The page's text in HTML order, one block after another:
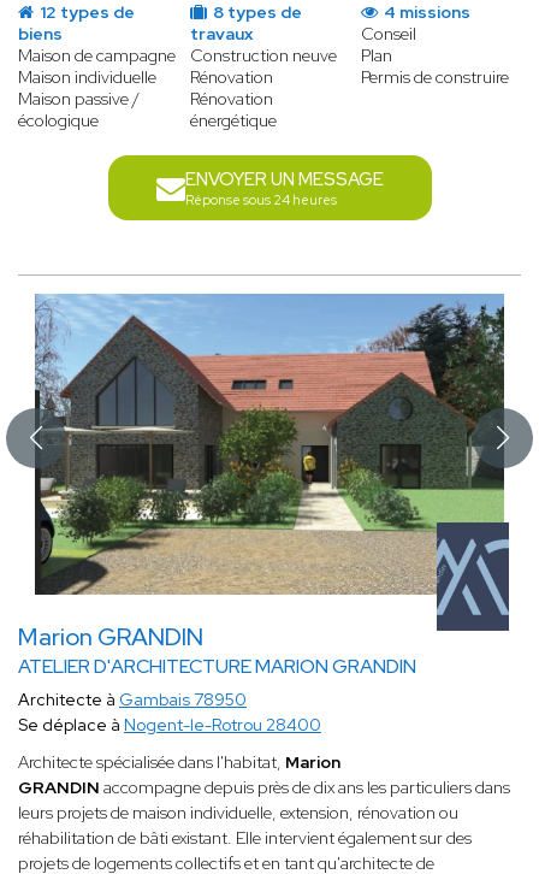
12 types de
biens
Maison de campagne
Maison individuelle
Maison passive /
écologique
8 types de
travaux
Construction neuve
Rénovation
Rénovation
énergétique
4 missions
Conseil
Plan
Permis de construire
ENVOYER UN MESSAGE
Réponse sous 24 heures
Marion GRANDIN
ATELIER D'ARCHITECTURE MARION GRANDIN
Architecte à Gambais 78950
Se déplace à Nogent-le-Rotrou 28400
Architecte spécialisée dans l'habitat, Marion
GRANDIN accompagne depuis près de dix ans les particuliers dans
leurs projets de maison individuelle, extension, rénovation ou
réhabilitation de bâti existant. Elle intervient également sur des
projets de logements collectifs et en tant qu'architecte de